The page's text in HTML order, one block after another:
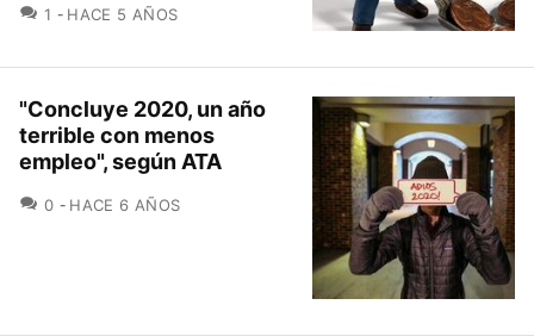
1 COMENTARIOS
HACE 5 AÑOS
"Concluye 2020, un año
terrible con menos
empleo", según ATA
0 COMENTARIOS
HACE 6 AÑOS